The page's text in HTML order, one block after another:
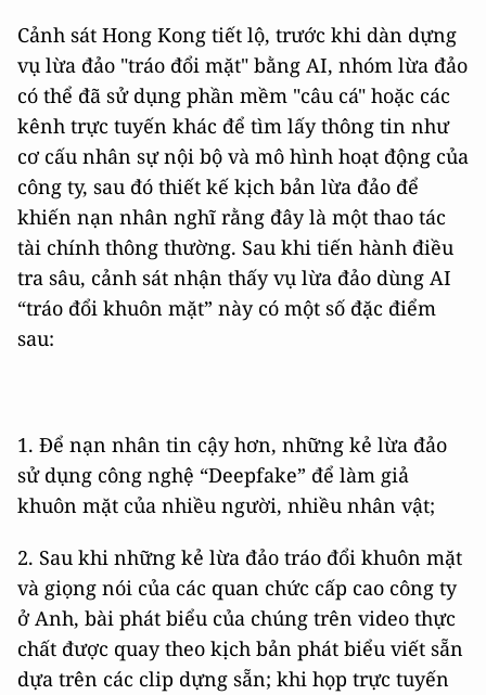
Cảnh sát Hong Kong tiết lộ, trước khi dàn dựng
vụ lừa đảo "tráo đổi mặt" bằng AI, nhóm lừa đảo
có thể đã sử dụng phần mềm "câu cá" hoặc các
kênh trực tuyến khác để tìm lấy thông tin như
cơ cấu nhân sự nội bộ và mô hình hoạt động của
công ty, sau đó thiết kế kịch bản lừa đảo để
khiến nạn nhân nghĩ rằng đây là một thao tác
tài chính thông thường. Sau khi tiến hành điều
tra sâu, cảnh sát nhận thấy vụ lừa đảo dùng AI
“tráo đổi khuôn mặt” này có một số đặc điểm
sau:
1. Để nạn nhân tin cậy hơn, những kẻ lừa đảo
sử dụng công nghệ “Deepfake” để làm giả
khuôn mặt của nhiều người, nhiều nhân vật;
2. Sau khi những kẻ lừa đảo tráo đổi khuôn mặt
và giọng nói của các quan chức cấp cao công ty
ở Anh, bài phát biểu của chúng trên video thực
chất được quay theo kịch bản phát biểu viết sẵn
dựa trên các clip dựng sẵn; khi họp trực tuyến